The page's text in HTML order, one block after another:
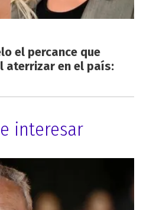
el percance que
aterrizar en el país:
interesar